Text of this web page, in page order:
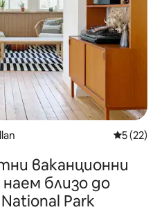
Средна
5 (22)
ваканционни
близо до
Park